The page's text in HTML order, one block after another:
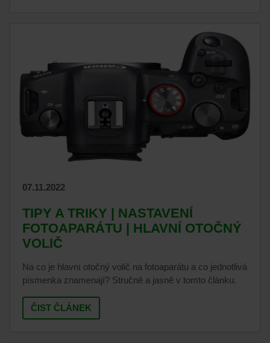
07.11.2022
TIPY A TRIKY | NASTAVENÍ
FOTOAPARÁTU | HLAVNÍ OTOČNÝ
VOLIČ
Na co je hlavní otočný volič na fotoaparátu a co jednotlivá
písmenka znamenají? Stručně a jasně v tomto článku.
ČIST ČLÁNEK